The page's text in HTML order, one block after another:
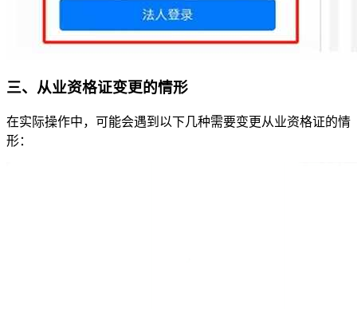
三、从业资格证变更的情形
在实际操作中，可能会遇到以下几种需要变更从业资格证的情
形：